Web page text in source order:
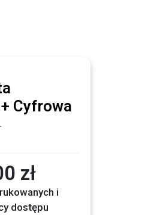
Cyfrowa
zł
i
dostępu